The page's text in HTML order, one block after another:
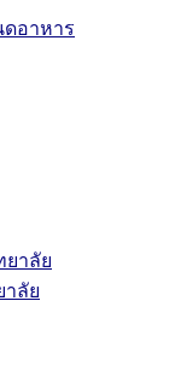
อาหาร
าลัย
ลัย